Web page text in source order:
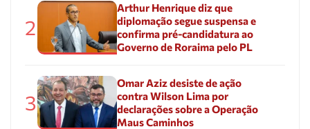
2
Arthur Henrique diz que
diplomação segue suspensa e
confirma pré-candidatura ao
Governo de Roraima pelo PL
3
Omar Aziz desiste de ação
contra Wilson Lima por
declarações sobre a Operação
Maus Caminhos